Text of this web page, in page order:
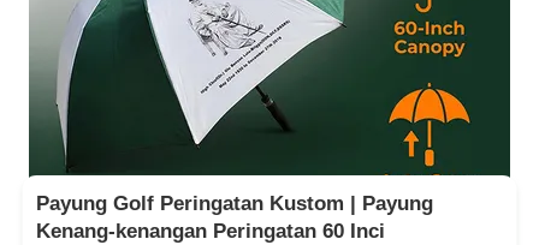
Payung Golf Peringatan Kustom | Payung
Kenang-kenangan Peringatan 60 Inci